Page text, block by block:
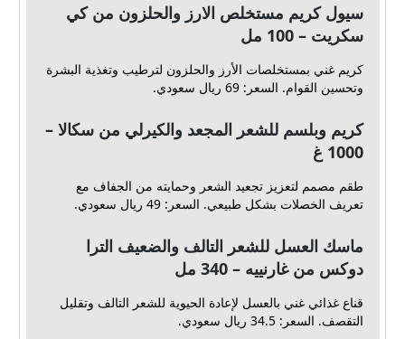
سيول كريم مستخلص الارز والحلزون من كي
سكريت – 100 مل
كريم غني بمستخلصات الأرز والحلزون لترطيب وتغذية البشرة
وتحسين القوام. السعر: 69 ريال سعودي.
كريم وبلسم للشعر المجعد والكيرلي من سكالا –
1000 غ
طقم مصمم لتعزيز تجعيد الشعر وحمايته من الجفاف مع
تعريف الخصلات بشكل طبيعي. السعر: 49 ريال سعودي.
ماسك العسل للشعر التالف والضعيف الترا
دوكس من غارنييه – 340 مل
قناع غذائي غني بالعسل لإعادة الحيوية للشعر التالف وتقليل
التقصف. السعر: 34.5 ريال سعودي.